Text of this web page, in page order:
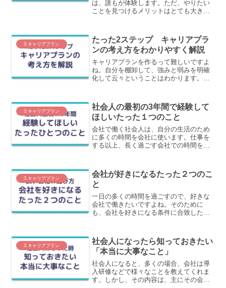
は、誰もが体験します。ただ、やりたい
ことを見つけるメリットはとても大きい
方法をわかりやすく紹介します。
3.キャリアプラン
たった2ステップ キャリアプラ
ンの考え方をわかりやすく解説
キャリアプランを作るって難しいですよ
ね。自分を棚卸して、強みと弱みを明確
化して云々ということはわかります。た
に、たった2ステップでできるキャリアプ
ランの考え方を紹介します。
3.キャリアプラン
社会人の最初の3年間で経験して
ほしいたった１つのこと
会社で働く社会人は、自分の生活のため
に多くの時間を会社に使います。仕事を
する以上、長く過ごす会社での時間を、
最初の3年間に経験してほしいたった１つ
のことをわかりやすく解説します。
3.キャリアプラン
会社が好きになるたった２つのこ
と
一日の多くの時間を過ごすので、好きな
会社で働きたいですよね。そのために
も、会社を好きになる条件に合致した会
２つの理由についてわかりやすく解説し
ます。
3.キャリアプラン
社会人になったら知っておきたい
「本当に大事なこと」
社会人になると、多くの場合、会社は導
入研修などで様々なことを教えてくれま
す。しかし、その内容は、主にその会社